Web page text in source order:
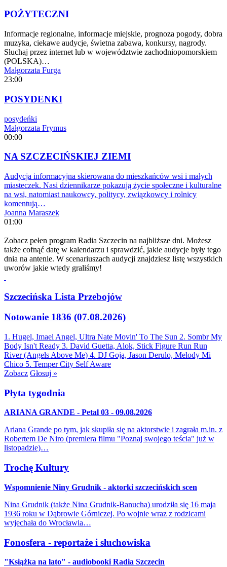
POŻYTECZNI
Informacje regionalne, informacje miejskie, prognoza pogody, dobra
muzyka, ciekawe audycje, świetna zabawa, konkursy, nagrody.
Słuchaj przez internet lub w województwie zachodniopomorskiem
(POLSKA)…
Małgorzata Furga
23:00
POSYDENKI
posydeńki
Małgorzata Frymus
00:00
NA SZCZECIŃSKIEJ ZIEMI
Audycja informacyjna skierowana do mieszkańców wsi i małych
miasteczek. Nasi dziennikarze pokazują życie społeczne i kulturalne
na wsi, natomiast naukowcy, politycy, związkowcy i rolnicy
komentują…
Joanna Maraszek
01:00
Zobacz pełen program Radia Szczecin na najbliższe dni. Możesz
także cofnąć datę w kalendarzu i sprawdzić, jakie audycje były tego
dnia na antenie. W scenariuszach audycji znajdziesz listę wszystkich
uworów jakie wtedy graliśmy!
Szczecińska Lista Przebojów
Notowanie 1836 (07.08.2026)
1. Hugel, Imael Angel, Ultra Nate Movin' To The Sun 2. Sombr My
Body Isn't Ready 3. David Guetta, Alok, Stick Figure Run Run
River (Angels Above Me) 4. DJ Goja, Jason Derulo, Melody Mi
Chico 5. Temper City Self Aware
Zobacz Głosuj »
Płyta tygodnia
ARIANA GRANDE - Petal 03 - 09.08.2026
Ariana Grande po tym, jak skupiła się na aktorstwie i zagrała m.in. z
Robertem De Niro (premiera filmu "Poznaj swojego teścia" już w
listopadzie)…
Trochę Kultury
Wspomnienie Niny Grudnik - aktorki szczecińskich scen
Nina Grudnik (także Nina Grudnik-Banucha) urodziła się 16 maja
1936 roku w Dąbrowie Górniczej. Po wojnie wraz z rodzicami
wyjechała do Wrocławia…
Fonosfera - reportaże i słuchowiska
"Książka na lato" - audiobooki Radia Szczecin